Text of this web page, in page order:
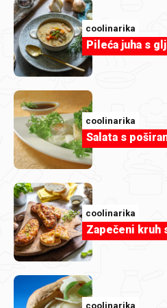
coolinarika
Pileća juha s
coolinarika
Salata s
coolinarika
Zapečeni kruh
coolinarika